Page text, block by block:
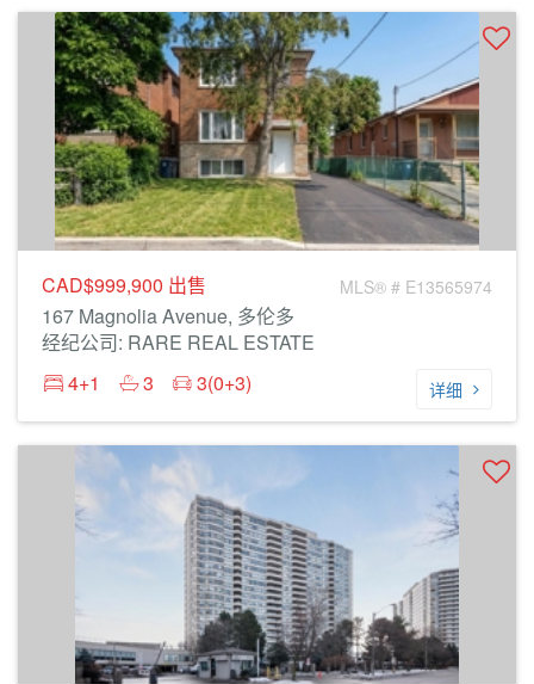
CAD$999,900 出售 MLS® # E13565974
167 Magnolia Avenue, 多伦多
经纪公司: RARE REAL ESTATE
4+1
3 3(0+3) 详细